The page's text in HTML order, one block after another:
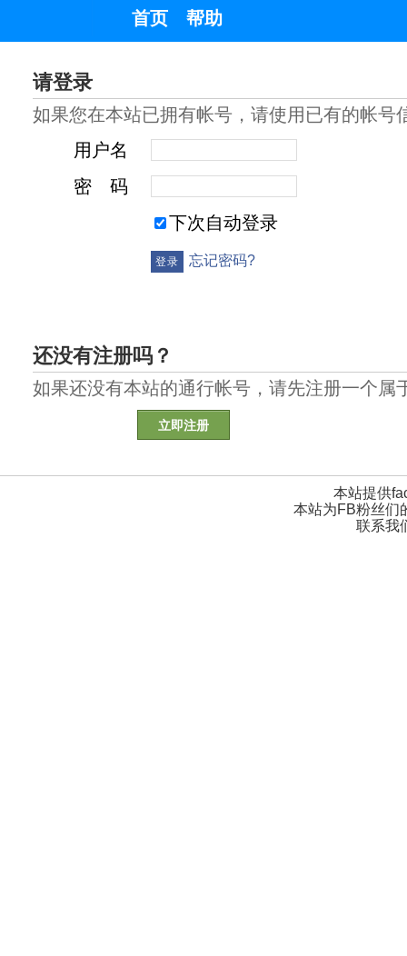
首页 帮助
请登录
如果您在本站已拥有帐号，请使用已有的帐
用户名
密 码
下次自动登录
忘记密码?
还没有注册吗？
如果还没有本站的通行帐号，请先注册一个属
立即注册
本站提供
本站为FB粉丝们
联系我